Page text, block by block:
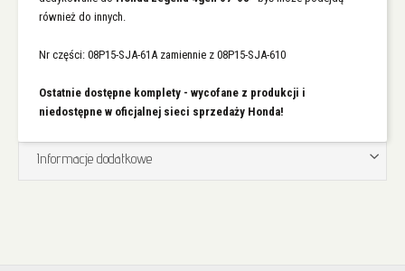
również do innych.
Nr części: 08P15-SJA-61A zamiennie z 08P15-SJA-610
Ostatnie dostępne komplety - wycofane z produkcji i
niedostępne w oficjalnej sieci sprzedaży Honda!
Informacje dodatkowe